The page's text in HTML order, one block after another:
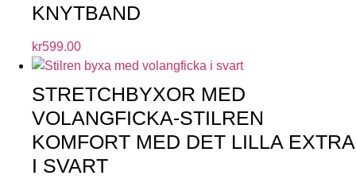
KNYTBAND
kr599.00
STRETCHBYXOR MED
VOLANGFICKA-STILREN
KOMFORT MED DET LILLA EXTRA
I SVART